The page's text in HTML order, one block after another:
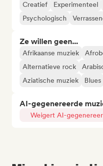
Creatief Experimenteel
Psychologisch
Ze willen geen...
Afrikaanse muziek
Alternatieve rock
Aziatische muziek
Blues
AI-gegenereerde
Weigert AI-